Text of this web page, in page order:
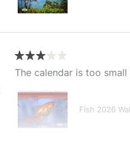
The calendar is too
Fish 2026